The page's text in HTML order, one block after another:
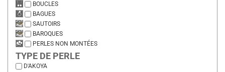
BOUCLES
BAGUES
SAUTOIRS
BAROQUES
PERLES NON MONTÉES
TYPE DE PERLE
D'AKOYA